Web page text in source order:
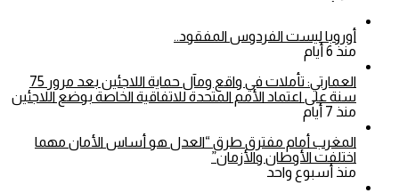
أوروبا ليست الفردوس المفقود..
منذ 6 أيام
العمارتي: تأملات في واقع ومآل حماية اللاجئين بعد مرور 75
سنة على اعتماد الأمم المتحدة للاتفاقية الخاصة بوضع اللاجئين
منذ 7 أيام
المغرب أمام مفترق طرق “العدل هو أساس الأمان مهما
اختلفت الأوطان والأزمان”
منذ أسبوع واحد